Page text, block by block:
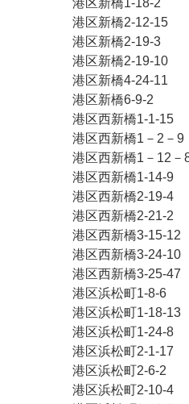
　　　　　　　港区新橋
　　　　　　港区新橋2-
　　　　　　　港区新橋
　　　　　　港区新橋2-
　　　　　　港区新橋4-
　　　　　　　港区新橋
　　　　　　港区西新橋1-
　　　　　　港区西新橋1
　　　　　　港区西新橋1－
　　　　　　港区西新橋
　　　　　　港区西新橋
　　　　　　港区西新橋
　　　　　　港区西新橋
　　　　　港区西新橋3-24-10
　　　　　　港区西新橋
　　　　　　　港区浜松
　　　　　　港区浜松町
　　　　　　港区浜松町
　　　　　　港区浜松町
　　　　　　　港区浜松
　　　　　港区浜松町2-10-4